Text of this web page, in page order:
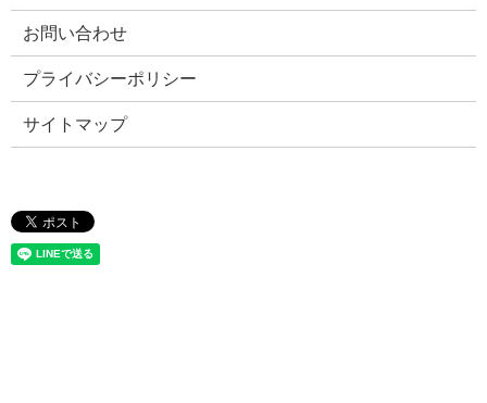
お問い合わせ
プライバシーポリシー
サイトマップ